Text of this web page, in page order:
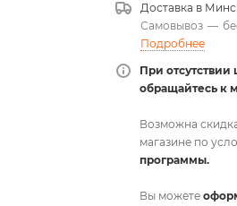
Доставка в
Самовывоз —
Подробнее
При отсутствии
обращайтесь к
Возможна
магазине по
программы.
Вы можете